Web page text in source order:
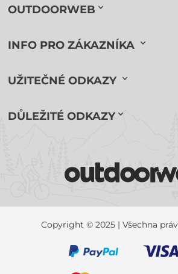
OUTDOORWEB
INFO PRO ZÁKAZNÍKA
UŽITEČNÉ ODKAZY
DŮLEŽITÉ ODKAZY
Copyright © 2025 | Všechna